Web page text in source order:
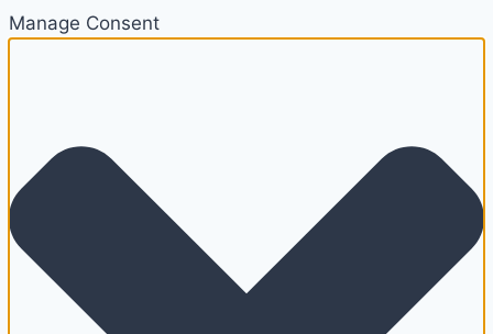
Manage Consent